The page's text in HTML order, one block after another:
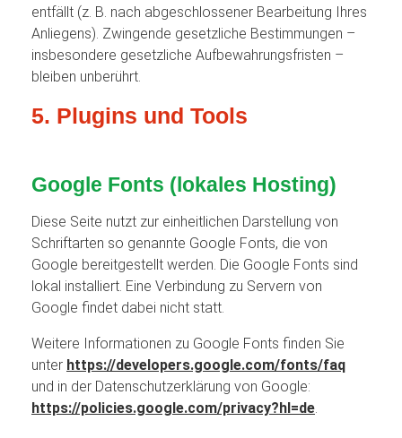
entfällt (z. B. nach abgeschlossener Bearbeitung Ihres
Anliegens). Zwingende gesetzliche Bestimmungen –
insbesondere gesetzliche Aufbewahrungsfristen –
bleiben unberührt.
5. Plugins und Tools
Google Fonts (lokales Hosting)
Diese Seite nutzt zur einheitlichen Darstellung von
Schriftarten so genannte Google Fonts, die von
Google bereitgestellt werden. Die Google Fonts sind
lokal installiert. Eine Verbindung zu Servern von
Google findet dabei nicht statt.
Weitere Informationen zu Google Fonts finden Sie
unter https://developers.google.com/fonts/faq
und in der Datenschutzerklärung von Google:
https://policies.google.com/privacy?hl=de.